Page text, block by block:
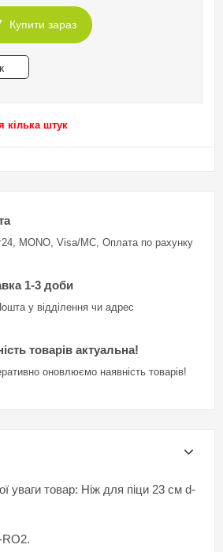
Купити зараз
кілька штук
MONO, Visa/MC, Оплата по рахунку
1-3 доби
у відділення чи адрес
товарів актуальна!
оновлюємо наявність товарів!
уваги товар: Ніж для піци 23 см d-